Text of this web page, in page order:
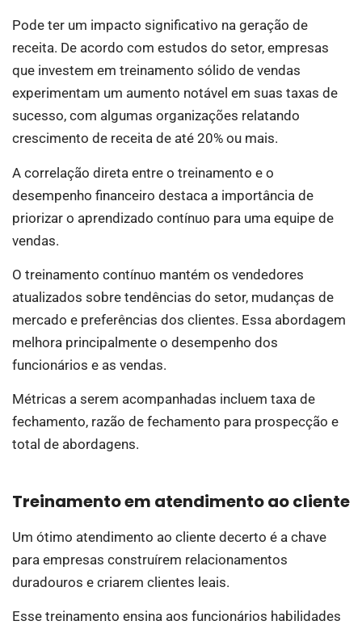
Pode ter um impacto significativo na geração de
receita. De acordo com estudos do setor, empresas
que investem em treinamento sólido de vendas
experimentam um aumento notável em suas taxas de
sucesso, com algumas organizações relatando
crescimento de receita de até 20% ou mais.
A correlação direta entre o treinamento e o
desempenho financeiro destaca a importância de
priorizar o aprendizado contínuo para uma equipe de
vendas.
O treinamento contínuo mantém os vendedores
atualizados sobre tendências do setor, mudanças de
mercado e preferências dos clientes. Essa abordagem
melhora principalmente o desempenho dos
funcionários e as vendas.
Métricas a serem acompanhadas incluem taxa de
fechamento, razão de fechamento para prospecção e
total de abordagens.
Treinamento em atendimento ao cliente
Um ótimo atendimento ao cliente decerto é a chave
para empresas construírem relacionamentos
duradouros e criarem clientes leais.
Esse treinamento ensina aos funcionários habilidades